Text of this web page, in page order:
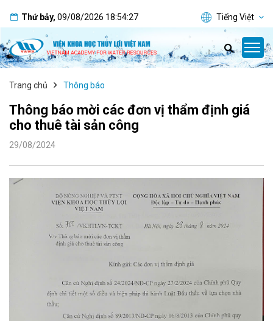
Thứ bảy, 09/08/2026 18:54:28 Tiếng Việt
Trang chủ Thông báo
Thông báo mời các đơn vị thẩm định giá
cho thuê tài sản công
29/08/2024